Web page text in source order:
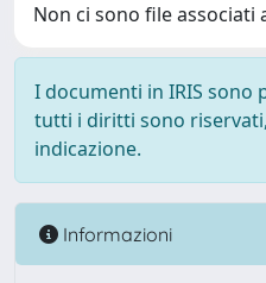
Non ci sono file
I documenti in IRIS
tutti i diritti sono
indicazione.
Informazioni